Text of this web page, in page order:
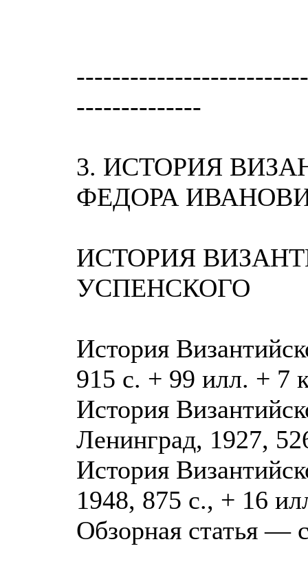
--------------
3. ИСТОРИЯ
ФЕДОРА
ИСТОРИЯ
УСПЕНСКОГО
История
915 с. + 99 илл. + 7
История
Ленинград, 1927,
История
1948, 875 с., + 16
Обзорная статья —